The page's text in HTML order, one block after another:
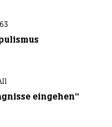
eingehen“